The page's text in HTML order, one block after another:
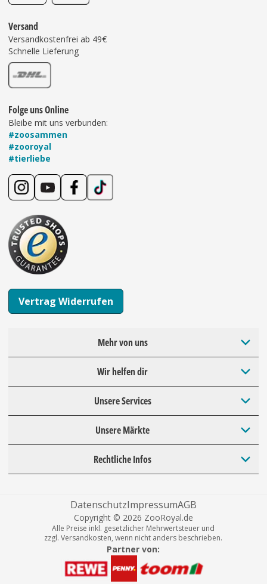
Versand
Versandkostenfrei ab 49€
Schnelle Lieferung
Folge uns Online
Bleibe mit uns verbunden:
#zoosammen
#zooroyal
#tierliebe
Vertrag Widerrufen
Mehr von uns
Wir helfen dir
Unsere Services
Unsere Märkte
Rechtliche Infos
DatenschutzImpressumAGB
Copyright © 2026 ZooRoyal.de
Alle Preise inkl. gesetzlicher Mehrwertsteuer und
zzgl. Versandkosten, wenn nicht anders beschrieben.
Partner von: